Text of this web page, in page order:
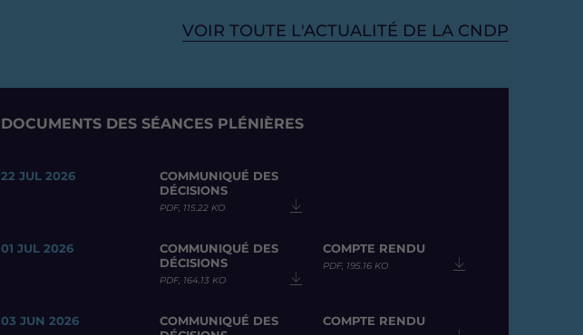
VOIR TOUTE L'ACTUALITÉ DE LA CNDP
DOCUMENTS DES SÉANCES PLÉNIÈRES
22 JUL 2026
COMMUNIQUÉ DES
DÉCISIONS
PDF, 115.22 KO
01 JUL 2026
COMMUNIQUÉ DES
DÉCISIONS
PDF, 164.13 KO
COMPTE RENDU
PDF, 195.16 KO
03 JUN 2026
COMMUNIQUÉ DES
COMPTE RENDU